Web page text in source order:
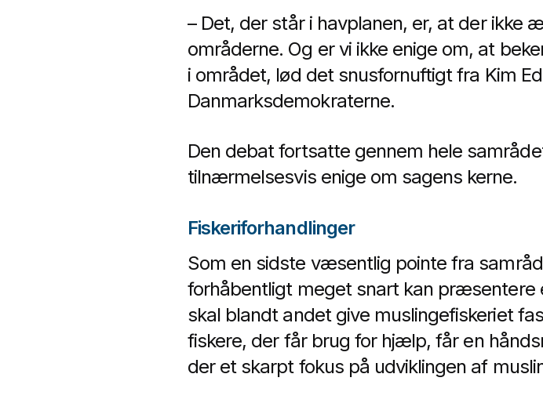
– Det, der står i havplanen, er, at der ikke
områderne. Og er vi ikke enige om, at
i området, lød det snusfornuftigt fra Kim
Danmarksdemokraterne.
Den debat fortsatte gennem hele
tilnærmelsesvis enige om sagens kerne.
Fiskeriforhandlinger
Som en sidste væsentlig pointe fra
forhåbentligt meget snart kan præsentere
skal blandt andet give muslingefiskeriet
fiskere, der får brug for hjælp, får en
der et skarpt fokus på udviklingen af